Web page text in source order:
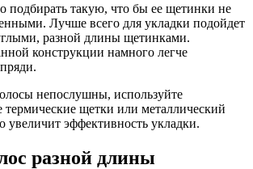
подбирать такую, что бы ее щетинки не
Лучше всего для укладки подойдет
разной длины щетинками.
конструкции намного легче
непослушны, используйте
термические щетки или металлический
увеличит эффективность укладки.
разной длины